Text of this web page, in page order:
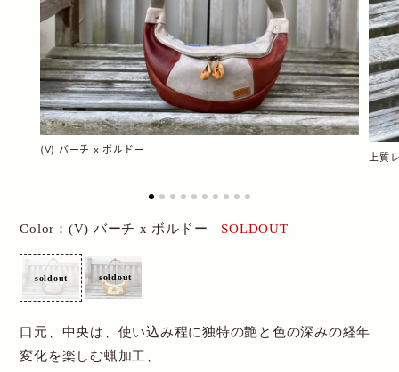
Login
New Account
Cart
個人情報保護方針
(V) バーチ x ボルドー
上質
Color：(V) バーチ x ボルドー SOLDOUT
口元、中央は、使い込み程に独特の艶と色の深みの経年
変化を楽しむ蝋加工、